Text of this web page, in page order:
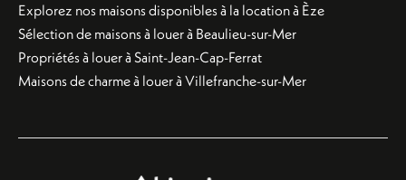
Explorez nos maisons disponibles à la location à Èze
Sélection de maisons à louer à Beaulieu-sur-Mer
Propriétés à louer à Saint-Jean-Cap-Ferrat
Maisons de charme à louer à Villefranche-sur-Mer